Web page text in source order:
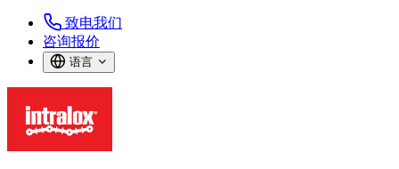
致电我们
咨询报价
语言